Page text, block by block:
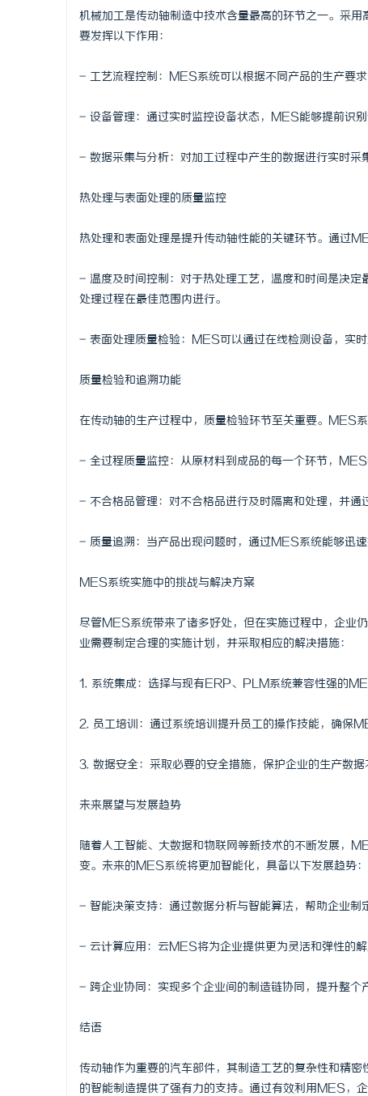
机械加工是传动轴制造中技术含量最高的环节之一。采
要发挥以下作用：
- 工艺流程控制：MES系统可以根据不同产品的生产要
- 设备管理：通过实时监控设备状态，MES能够提前识别
- 数据采集与分析：对加工过程中产生的数据进行实时采
热处理与表面处理的质量监控
热处理和表面处理是提升传动轴性能的关键环节。通过
- 温度及时间控制：对于热处理工艺，温度和时间是决
处理过程在最佳范围内进行。
- 表面处理质量检验：MES可以通过在线检测设备，实
质量检验和追溯功能
在传动轴的生产过程中，质量检验环节至关重要。MES
- 全过程质量监控：从原材料到成品的每一个环节，
- 不合格品管理：对不合格品进行及时隔离和处理，并通
- 质量追溯：当产品出现问题时，通过MES系统能够迅
MES系统实施中的挑战与解决方案
尽管MES系统带来了诸多好处，但在实施过程中，企业
业需要制定合理的实施计划，并采取相应的解决措施：
1. 系统集成：选择与现有ERP、PLM系统兼容性强的
2. 员工培训：通过系统培训提升员工的操作技能，确保
3. 数据安全：采取必要的安全措施，保护企业的生产数据
未来展望与发展趋势
随着人工智能、大数据和物联网等新技术的不断发展，
变。未来的MES系统将更加智能化，具备以下发展趋势：
- 智能决策支持：通过数据分析与智能算法，帮助企业制
- 云计算应用：云MES将为企业提供更为灵活和弹性的解
- 跨企业协同：实现多个企业间的制造链协同，提升整个
结语
传动轴作为重要的汽车部件，其制造工艺的复杂性和精
的智能制造提供了强有力的支持。通过有效利用MES，